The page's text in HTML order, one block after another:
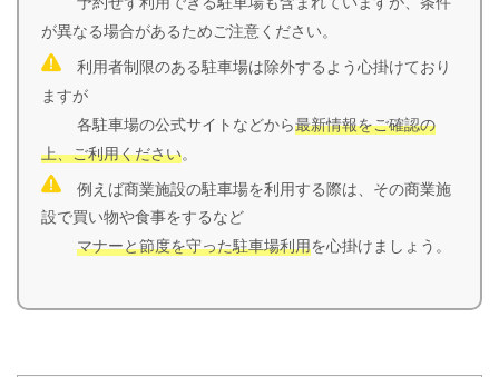
が異なる場合があるためご注意ください。
利用者制限のある駐車場は除外するよう心掛けており
ますが
各駐車場の公式サイトなどから最新情報をご確認の
上、ご利用ください。
例えば商業施設の駐車場を利用する際は、その商業施
設で買い物や食事をするなど
マナーと節度を守った駐車場利用を心掛けましょう。